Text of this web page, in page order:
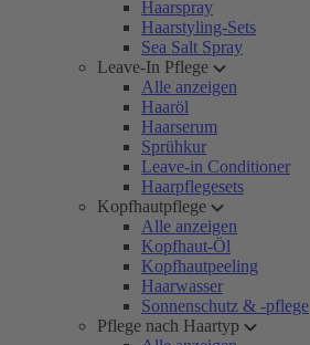
Haarspray
Haarstyling-Sets
Sea Salt Spray
Leave-In Pflege
Alle anzeigen
Haaröl
Haarserum
Sprühkur
Leave-in Conditioner
Haarpflegesets
Kopfhautpflege
Alle anzeigen
Kopfhaut-Öl
Kopfhautpeeling
Haarwasser
Sonnenschutz & -pflege
Pflege nach Haartyp